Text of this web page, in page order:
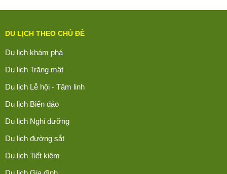
DU LỊCH THEO CHỦ ĐỀ
Du lịch khám phá
Du lịch Trăng mật
Du lịch Lễ hội - Tâm linh
Du lịch Biển đảo
Du lịch Nghỉ dưỡng
Du lịch đường sắt
Du lịch Tiết kiệm